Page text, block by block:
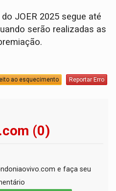
JOER 2025 segue até
serão realizadas as
ao esquecimento Reportar Erro
(0)
e faça seu